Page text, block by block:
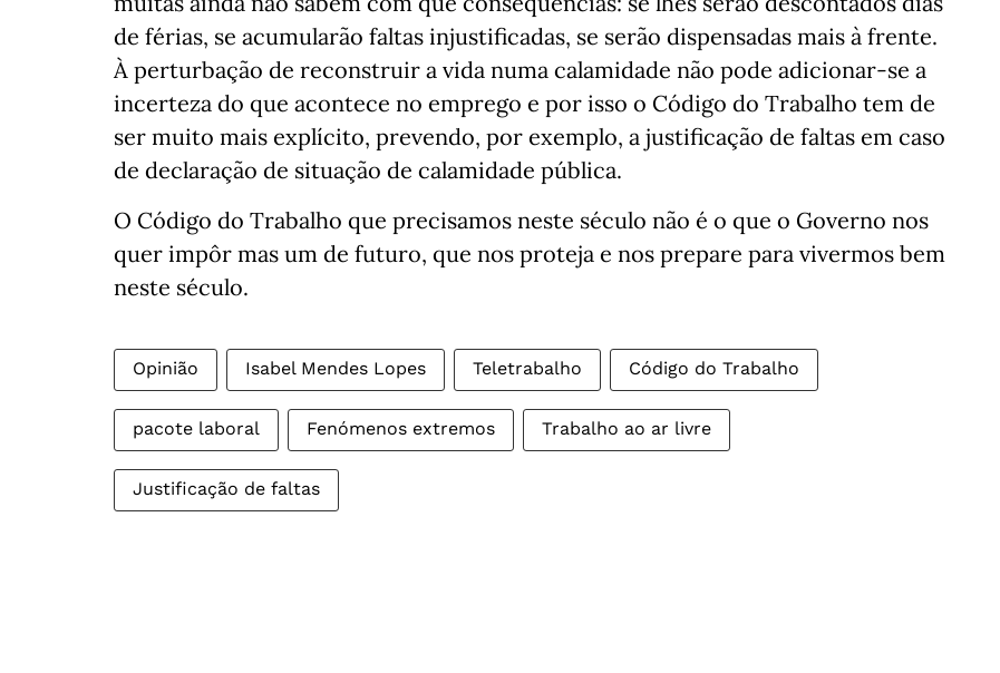
de férias, se acumularão faltas injustificadas, se serão dispensadas mais à frente.
À perturbação de reconstruir a vida numa calamidade não pode adicionar-se a
incerteza do que acontece no emprego e por isso o Código do Trabalho tem de
ser muito mais explícito, prevendo, por exemplo, a justificação de faltas em caso
de declaração de situação de calamidade pública.
O Código do Trabalho que precisamos neste século não é o que o Governo nos
quer impôr mas um de futuro, que nos proteja e nos prepare para vivermos bem
neste século.
Opinião Isabel Mendes Lopes Teletrabalho Código do Trabalho
pacote laboral Fenómenos extremos Trabalho ao ar livre
Justificação de faltas